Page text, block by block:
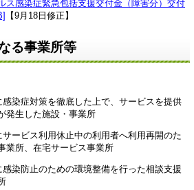
ス感染症緊急包括支援交付金（障害分）交付
【9月18日修正】
る事業所等
染症対策を徹底した上で、サービスを提供
発生した施設・事業所
ビス利用休止中の利用者へ利用再開のた
業所、在宅サービス事業所
防止のための環境整備を行った相談支援